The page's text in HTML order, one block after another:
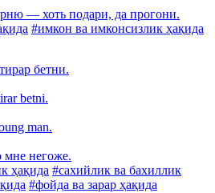
— хоть подари, да прогони.
#имкон ва имконсизлик ҳақида
бетни.
betni.
man.
мне негоже.
ҳақида #сахийлик ва бахиллик
#фойда ва зарар ҳақида